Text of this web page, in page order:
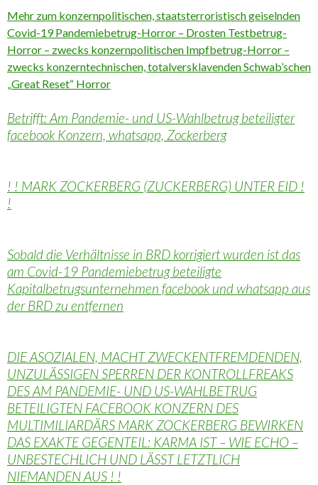
Mehr zum konzernpolitischen, staatsterroristisch geiselnden
Covid-19 Pandemiebetrug-Horror – Drosten Testbetrug-
Horror – zwecks konzernpolitischen Impfbetrug-Horror –
zwecks konzerntechnischen, totalversklavenden Schwab’schen
„Great Reset“ Horror
Betrifft: Am Pandemie- und US-Wahlbetrug beteiligter
facebook Konzern, whatsapp, Zockerberg
! ! MARK ZOCKERBERG (ZUCKERBERG) UNTER EID !
!
Sobald die Verhältnisse in BRD korrigiert wurden ist das
am Covid-19 Pandemiebetrug beteiligte
Kapitalbetrugsunternehmen facebook und whatsapp aus
der BRD zu entfernen
DIE ASOZIALEN, MACHT ZWECKENTFREMDENDEN,
UNZULÄSSIGEN SPERREN DER KONTROLLFREAKS
DES AM PANDEMIE- UND US-WAHLBETRUG
BETEILIGTEN FACEBOOK KONZERN DES
MULTIMILIARDÄRS MARK ZOCKERBERG BEWIRKEN
DAS EXAKTE GEGENTEIL: KARMA IST – WIE ECHO –
UNBESTECHLICH UND LÄSST LETZTLICH
NIEMANDEN AUS ! !